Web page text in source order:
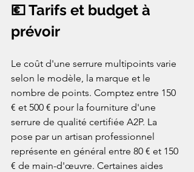
💶 Tarifs et budget à
prévoir
Le coût d'une serrure multipoints varie
selon le modèle, la marque et le
nombre de points. Comptez entre 150
€ et 500 € pour la fourniture d'une
serrure de qualité certifiée A2P. La
pose par un artisan professionnel
représente en général entre 80 € et 150
€ de main-d'œuvre. Certaines aides